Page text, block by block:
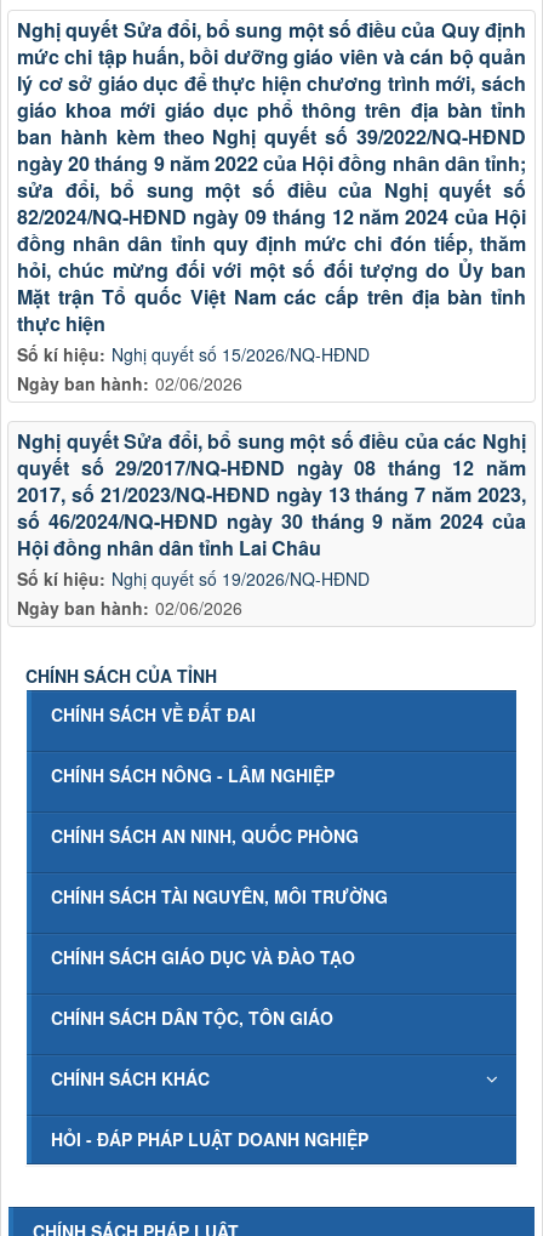
Số kí hiệu: Nghị quyết số 15/2026/NQ-HĐND
Ngày ban hành: 02/06/2026
Nghị quyết Sửa đổi, bổ sung một số điều của Quy định
mức chi tập huấn, bồi dưỡng giáo viên và cán bộ quản
lý cơ sở giáo dục để thực hiện chương trình mới, sách
giáo khoa mới giáo dục phổ thông trên địa bàn tỉnh
ban hành kèm theo Nghị quyết số 39/2022/NQ-HĐND
ngày 20 tháng 9 năm 2022 của Hội đồng nhân dân tỉnh;
sửa đổi, bổ sung một số điều của Nghị quyết số
82/2024/NQ-HĐND ngày 09 tháng 12 năm 2024 của Hội
đồng nhân dân tỉnh quy định mức chi đón tiếp, thăm
hỏi, chúc mừng đối với một số đối tượng do Ủy ban
Mặt trận Tổ quốc Việt Nam các cấp trên địa bàn tỉnh
thực hiện
Số kí hiệu: Nghị quyết số 19/2026/NQ-HĐND
Ngày ban hành: 02/06/2026
Nghị quyết Sửa đổi, bổ sung một số điều của các Nghị
quyết số 29/2017/NQ-HĐND ngày 08 tháng 12 năm
2017, số 21/2023/NQ-HĐND ngày 13 tháng 7 năm 2023,
số 46/2024/NQ-HĐND ngày 30 tháng 9 năm 2024 của
Hội đồng nhân dân tỉnh Lai Châu
CHÍNH SÁCH CỦA TỈNH
CHÍNH SÁCH VỀ ĐẤT ĐAI
CHÍNH SÁCH NÔNG - LÂM NGHIỆP
CHÍNH SÁCH AN NINH, QUỐC PHÒNG
CHÍNH SÁCH TÀI NGUYÊN, MÔI TRƯỜNG
CHÍNH SÁCH GIÁO DỤC VÀ ĐÀO TẠO
CHÍNH SÁCH DÂN TỘC, TÔN GIÁO
CHÍNH SÁCH KHÁC
HỎI - ĐÁP PHÁP LUẬT DOANH NGHIỆP
CHÍNH SÁCH PHÁP LUẬT